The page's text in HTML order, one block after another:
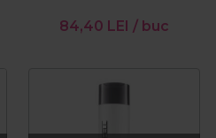
84,40 LEI / buc